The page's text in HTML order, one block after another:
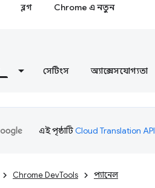
ব্লগ Chrome এ নতুন
সেটিংস অ্যাক্সেসযোগ্যতা
এই পৃষ্ঠাটিCloud Translation API
Chrome DevTools প্যানেল